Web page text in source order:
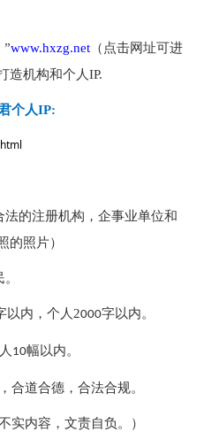
”www.hxzg.net（点击网址可进
造机构和个人IP.
个人IP:
的注册机构，企事业单位和
的照片）
以内，个人2000字以内。
10幅以内。
合道合德，合法合规。
实内容，文责自负。）